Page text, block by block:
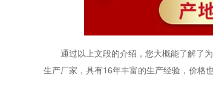
通过以上文段的介绍，您大概能了解了
生产厂家，具有16年丰富的生产经验，价格也